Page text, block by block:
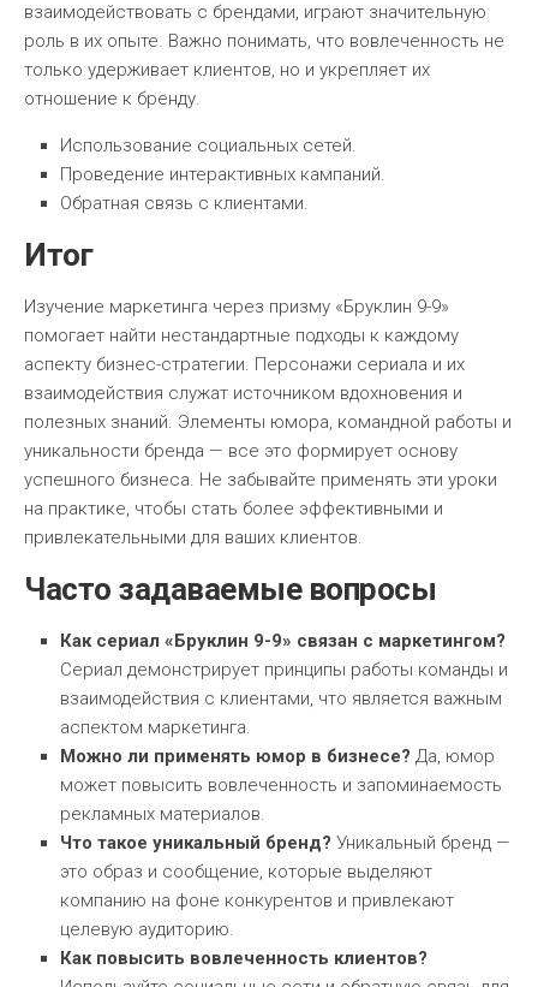
взаимодействовать с брендами, играют значительную
роль в их опыте. Важно понимать, что вовлеченность не
только удерживает клиентов, но и укрепляет их
отношение к бренду.
Использование социальных сетей.
Проведение интерактивных кампаний.
Обратная связь с клиентами.
Итог
Изучение маркетинга через призму «Бруклин 9-9»
помогает найти нестандартные подходы к каждому
аспекту бизнес-стратегии. Персонажи сериала и их
взаимодействия служат источником вдохновения и
полезных знаний. Элементы юмора, командной работы и
уникальности бренда — все это формирует основу
успешного бизнеса. Не забывайте применять эти уроки
на практике, чтобы стать более эффективными и
привлекательными для ваших клиентов.
Часто задаваемые вопросы
Как сериал «Бруклин 9-9» связан с маркетингом?
Сериал демонстрирует принципы работы команды и
взаимодействия с клиентами, что является важным
аспектом маркетинга.
Можно ли применять юмор в бизнесе? Да, юмор
может повысить вовлеченность и запоминаемость
рекламных материалов.
Что такое уникальный бренд? Уникальный бренд —
это образ и сообщение, которые выделяют
компанию на фоне конкурентов и привлекают
целевую аудиторию.
Как повысить вовлеченность клиентов?